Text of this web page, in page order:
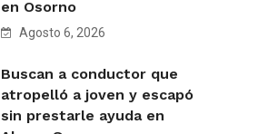
en Osorno
Agosto 6, 2026
Buscan a conductor que
atropelló a joven y escapó
sin prestarle ayuda en